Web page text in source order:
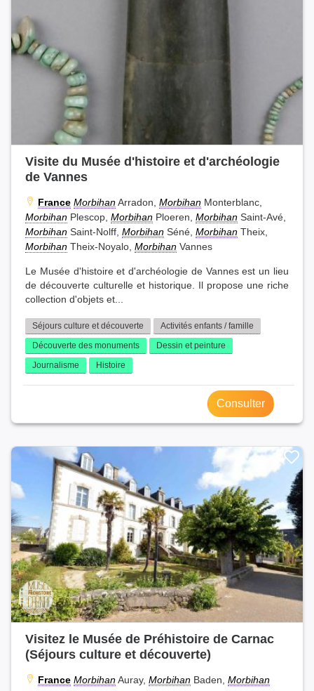
Visite du Musée d'histoire et d'archéologie
de Vannes
France MorbihanArradon, Morbihan Monterblanc,
Morbihan Plescop, Morbihan Ploeren, Morbihan Saint-Avé,
Morbihan Saint-Nolff, Morbihan Séné, Morbihan Theix,
Morbihan Theix-Noyalo, Morbihan Vannes
Le Musée d'histoire et d'archéologie de Vannes est un lieu
de découverte culturelle et historique. Il propose une riche
collection d'objets et...
Séjours culture et découverte
Activités enfants / famille
Découverte des monuments
Dessin et peinture
Journalisme
Histoire
Consulter
Visitez le Musée de Préhistoire de Carnac
(Séjours culture et découverte)
France MorbihanAuray, Morbihan Baden, Morbihan